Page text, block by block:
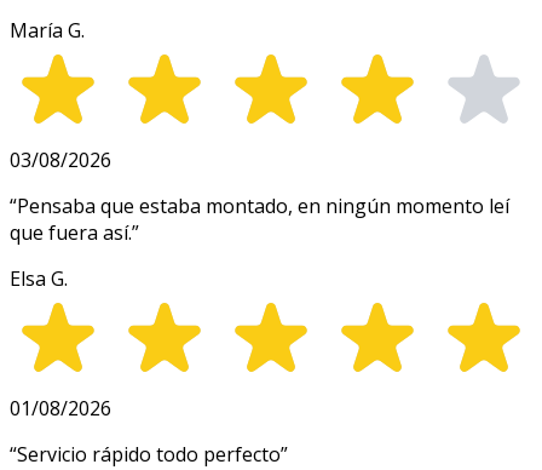
María G.
03/08/2026
“Pensaba que estaba montado, en ningún momento leí
que fuera así.”
Elsa G.
01/08/2026
“Servicio rápido todo perfecto”